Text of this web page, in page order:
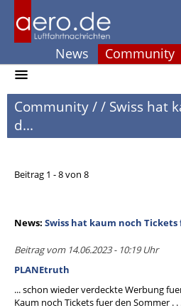
News Community
Community// Swiss hat
d...
Beitrag 1 - 8 von 8
News: Swiss hat kaum noch
Beitrag vom 14.06.2023 - 10:19 Uhr
PLANEtruth
... schon wieder verdeckte Werbung
Kaum noch Tickets fuer den Sommer . .